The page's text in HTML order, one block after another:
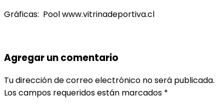
Gráficas: Pool www.vitrinadeportiva.cl
Agregar un comentario
Tu dirección de correo electrónico no será publicada.
Los campos requeridos están marcados *